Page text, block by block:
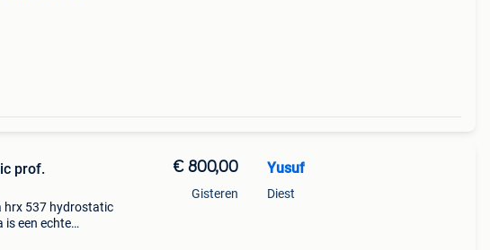
prof.
hrx 537 hydrostatic
is een echte
€ 800,00
Gisteren
Yusuf
Diest